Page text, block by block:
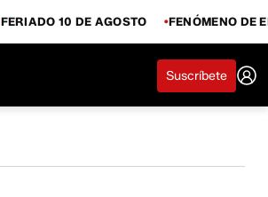
FERIADO 10 DE AGOSTO FENÓMENO DE
Suscríbete